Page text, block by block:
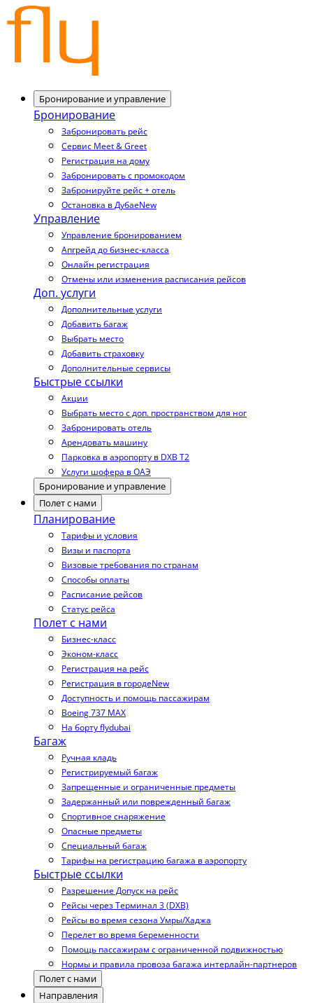
Бронирование и управление
Бронирование
Забронировать рейс
Сервис Meet & Greet
Регистрация на дому
Забронировать с промокодом
Забронируйте рейс + отель
Остановка в ДубаеNew
Управление
Управление бронированием
Апгрейд до бизнес-класса
Онлайн регистрация
Отмены или изменения расписания рейсов
Доп. услуги
Дополнительные услуги
Добавить багаж
Выбрать место
Добавить страховку
Дополнительные сервисы
Быстрые ссылки
Акции
Выбрать место с доп. пространством для ног
Забронировать отель
Арендовать машину
Парковка в аэропорту в DXB T2
Услуги шофера в ОАЭ
Бронирование и управление
Полет с нами
Планирование
Тарифы и условия
Визы и паспорта
Визовые требования по странам
Способы оплаты
Расписание рейсов
Статус рейса
Полет с нами
Бизнес-класс
Эконом-класс
Регистрация на рейс
Регистрация в городеNew
Доступность и помощь пассажирам
Boeing 737 MAX
На борту flydubai
Багаж
Ручная кладь
Регистрируемый багаж
Запрещенные и ограниченные предметы
Задержанный или поврежденный багаж
Спортивное снаряжение
Опасные предметы
Специальный багаж
Тарифы на регистрацию багажа в аэропорту
Быстрые ссылки
Разрешение Допуск на рейс
Рейсы через Терминал 3 (DXB)
Рейсы во время сезона Умры/Хаджа
Перелет во время беременности
Помощь пассажирам с ограниченной подвижностью
Нормы и правила провоза багажа интерлайн-партнеров
Полет с нами
Направления